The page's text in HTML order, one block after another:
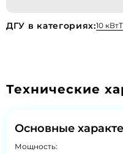
ДГУ в категориях:10 кВт
Технические
Основные
Мощность: